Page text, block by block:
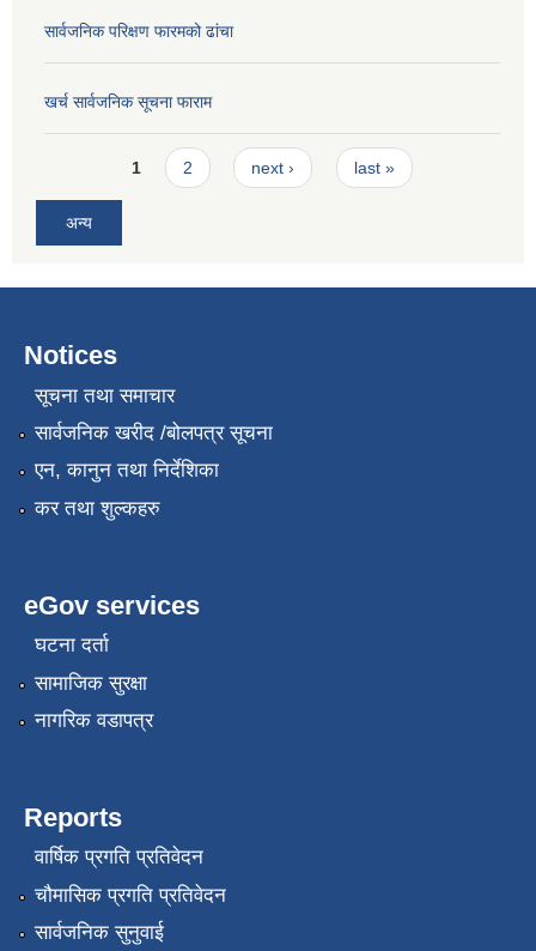
सार्वजनिक परिक्षण फारमको ढांचा
खर्च सार्वजनिक सूचना फाराम
Pages1 2 next › last »
अन्य
Notices
सूचना तथा समाचार
सार्वजनिक खरीद /बोलपत्र सूचना
एन, कानुन तथा निर्देशिका
कर तथा शुल्कहरु
eGov services
घटना दर्ता
सामाजिक सुरक्षा
नागरिक वडापत्र
Reports
वार्षिक प्रगति प्रतिवेदन
चौमासिक प्रगति प्रतिवेदन
सार्वजनिक सुनुवाई